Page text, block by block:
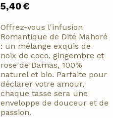
5,40€
Offrez-vous l'infusion
Romantique de Dité Mahoré
: un mélange exquis de
noix de coco, gingembre et
rose de Damas, 100%
naturel et bio. Parfaite pour
déclarer votre amour,
chaque tasse sera une
enveloppe de douceur et de
passion.